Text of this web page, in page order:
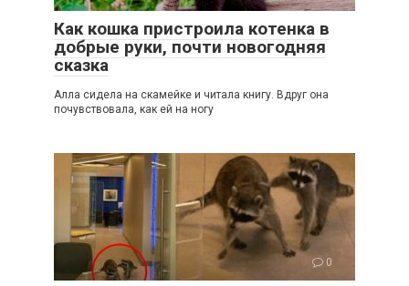
Как кошка пристроила котенка в
добрые руки, почти новогодняя
сказка
Алла сидела на скамейке и читала книгу. Вдруг она
почувствовала, как ей на ногу
0